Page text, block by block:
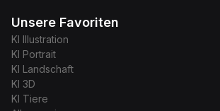
Unsere Favoriten
KI
Illustration
KI Portrait
KI Landschaft
KI 3D
KI Tiere